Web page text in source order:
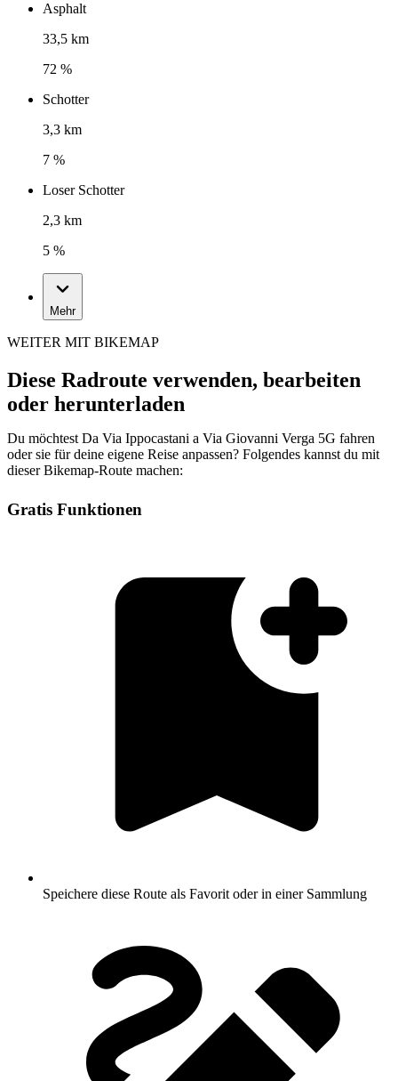
Asphalt
33,5 km
72 %
Schotter
3,3 km
7 %
Loser Schotter
2,3 km
5 %
Mehr
WEITER MIT BIKEMAP
Diese Radroute verwenden, bearbeiten
oder herunterladen
Du möchtest Da Via Ippocastani a Via Giovanni Verga 5G fahren
oder sie für deine eigene Reise anpassen? Folgendes kannst du mit
dieser Bikemap-Route machen:
Gratis Funktionen
Speichere diese Route als Favorit oder in einer Sammlung